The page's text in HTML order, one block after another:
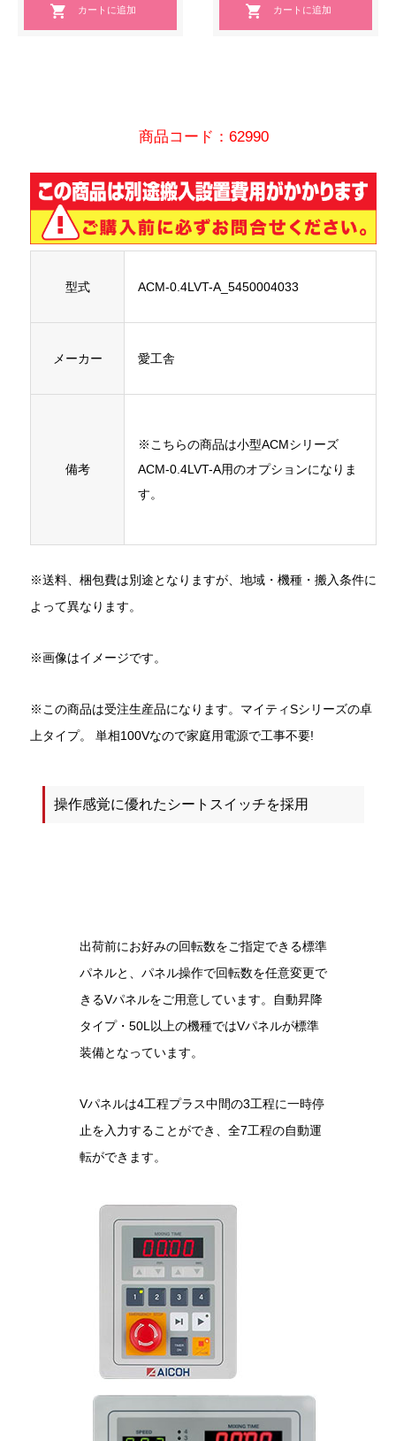
商品コード：62990
型式 ACM-0.4LVT-A_5450004033
メーカー 愛工舎
備考
※こちらの商品は小型ACMシリーズ
ACM-0.4LVT-A用のオプションになりま
す。
※送料、梱包費は別途となりますが、地域・機種・搬入条件に
よって異なります。
※画像はイメージです。
※この商品は受注生産品になります。マイティSシリーズの卓
上タイプ。 単相100Vなので家庭用電源で工事不要!
操作感覚に優れたシートスイッチを採用
出荷前にお好みの回転数をご指定できる標準
パネルと、パネル操作で回転数を任意変更で
きるVパネルをご用意しています。自動昇降
タイプ・50L以上の機種ではVパネルが標準
装備となっています。
Vパネルは4工程プラス中間の3工程に一時停
止を入力することができ、全7工程の自動運
転ができます。